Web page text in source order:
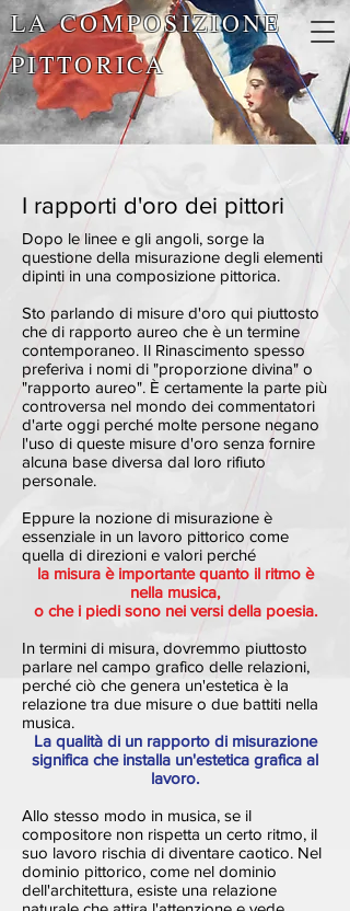
LA COMPOSIZIONE
PITTORICA
I rapporti d'oro dei pittori
Dopo le linee e gli angoli, sorge la
questione della misurazione degli elementi
dipinti in una composizione pittorica.
Sto parlando di misure d'oro qui piuttosto
che di rapporto aureo che è un termine
contemporaneo. Il Rinascimento spesso
preferiva i nomi di "proporzione divina" o
"rapporto aureo". È certamente la parte più
controversa nel mondo dei commentatori
d'arte oggi perché molte persone negano
l'uso di queste misure d'oro senza fornire
alcuna base diversa dal loro rifiuto
personale.
Eppure la nozione di misurazione è
essenziale in un lavoro pittorico come
quella di direzioni e valori perché
la misura è importante quanto il ritmo è
nella musica,
o che i piedi sono nei versi della poesia.
In termini di misura, dovremmo piuttosto
parlare nel campo grafico delle relazioni,
perché ciò che genera un'estetica è la
relazione tra due misure o due battiti nella
musica.
La qualità di un rapporto di misurazione
significa che installa un'estetica grafica al
lavoro.
Allo stesso modo in musica, se il
compositore non rispetta un certo ritmo, il
suo lavoro rischia di diventare caotico. Nel
dominio pittorico, come nel dominio
dell'architettura, esiste una relazione